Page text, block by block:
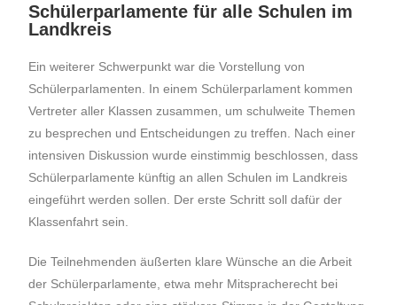
Schülerparlamente für alle Schulen im
Landkreis
Ein weiterer Schwerpunkt war die Vorstellung von
Schülerparlamenten. In einem Schülerparlament kommen
Vertreter aller Klassen zusammen, um schulweite Themen
zu besprechen und Entscheidungen zu treffen. Nach einer
intensiven Diskussion wurde einstimmig beschlossen, dass
Schülerparlamente künftig an allen Schulen im Landkreis
eingeführt werden sollen. Der erste Schritt soll dafür der
Klassenfahrt sein.
Die Teilnehmenden äußerten klare Wünsche an die Arbeit
der Schülerparlamente, etwa mehr Mitspracherecht bei